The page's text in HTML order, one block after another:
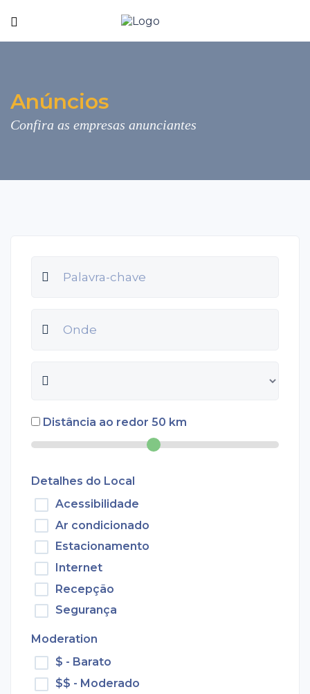
Anúncios
Confira as empresas anunciantes
Distância ao redor 50 km
Detalhes do Local
Acessibilidade
Ar condicionado
Estacionamento
Internet
Recepção
Segurança
Moderation
$ - Barato
$$ - Moderado